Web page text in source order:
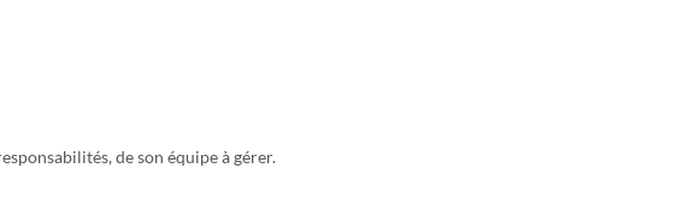
de son équipe à gérer.